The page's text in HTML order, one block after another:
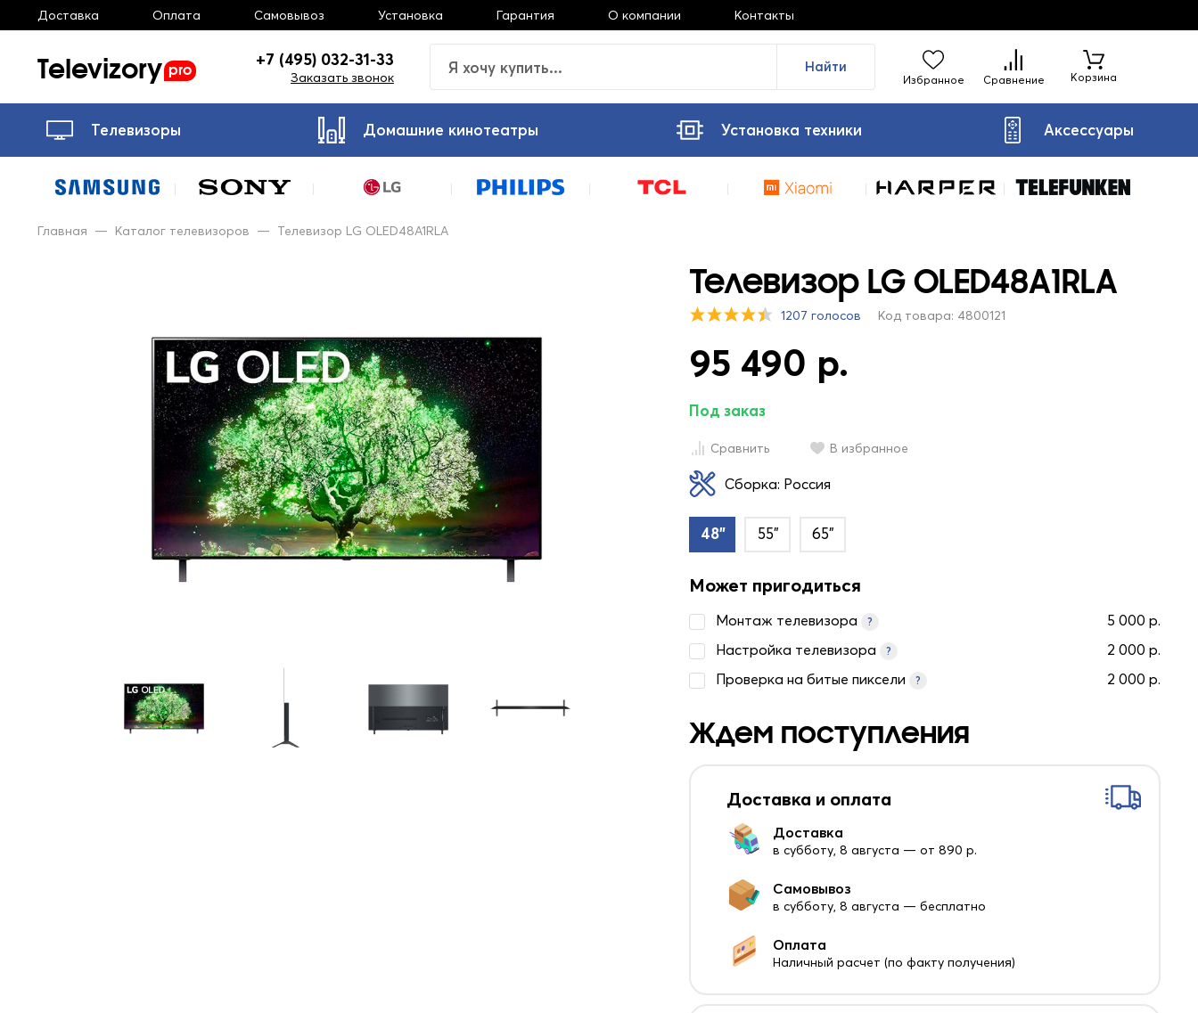
Доставка Оплата Самовывоз Установка Гарантия О компании Контакты
Televizory pro +7 (495) 032-31-33
Заказать звонок
Найти
Избранное Сравнение Корзина
Телевизоры Домашние кинотеатры Установка техники Аксессуары
Главная — Каталог телевизоров — Телевизор LG OLED48A1RLA
Телевизор LG OLED48A1RLA
1207 голосов Код товара: 4800121
95 490 р.
Под заказ
Сравнить В избранное
Сборка: Россия
48" 55" 65"
Может пригодиться
Монтаж телевизора ?
5 000 р.
Настройка телевизора
?
2 000 р.
Проверка на битые пиксели
? 2 000 р.
Ждем поступления
Доставка и оплата
Доставка
в субботу, 8 августа — от 890 р.
Самовывоз
в субботу, 8 августа — бесплатно
Оплата
Наличный расчет (по факту получения)